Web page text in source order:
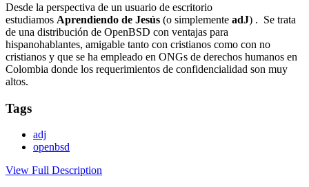
Desde la perspectiva de un usuario de escritorio
estudiamos Aprendiendo de Jesús (o simplemente adJ) . Se trata
de una distribución de OpenBSD con ventajas para
hispanohablantes, amigable tanto con cristianos como con no
cristianos y que se ha empleado en ONGs de derechos humanos en
Colombia donde los requerimientos de confidencialidad son muy
altos.
Tags
adj
openbsd
View Full Description